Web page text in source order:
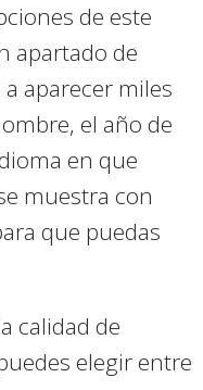
de este
apartado de
a aparecer miles
el año de
en que
muestra con
que puedas
calidad de
elegir entre